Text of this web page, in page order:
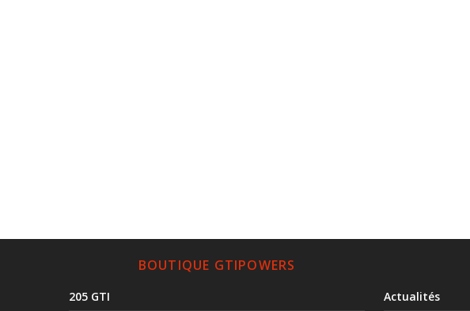
BOUTIQUE GTIPOWERS
205 GTI Actualités